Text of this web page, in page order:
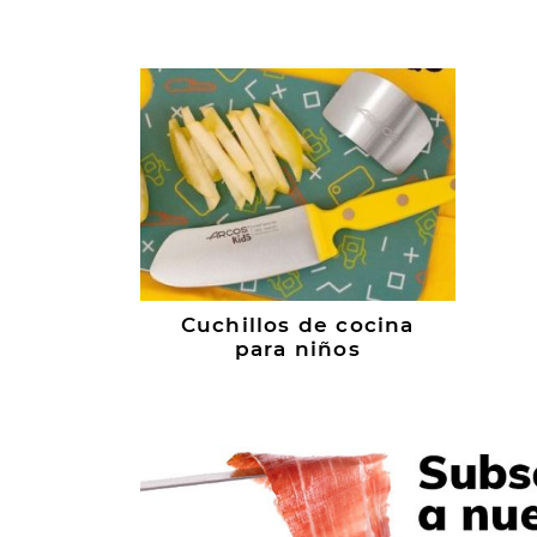
Cuchillos de cocina
para niños